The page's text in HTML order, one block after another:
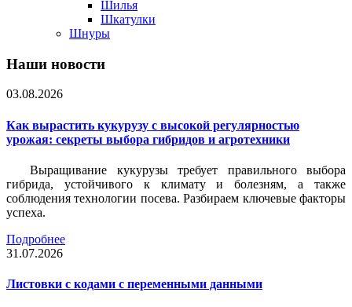
Шилья
Шкатулки
Шнуры
Наши новости
03.08.2026
Как вырастить кукурузу с высокой регулярностью
урожая: секреты выбора гибридов и агротехники
Выращивание кукурузы требует правильного выбора
гибрида, устойчивого к климату и болезням, а также
соблюдения технологии посева. Разбираем ключевые факторы
успеха.
Подробнее
31.07.2026
Листовки c кодами с переменными данными